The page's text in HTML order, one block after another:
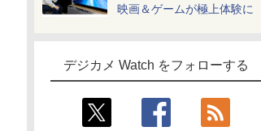
映画＆ゲームが極上体験に
デジカメ Watch をフォローする